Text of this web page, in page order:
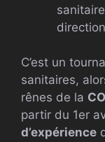
C’est un
sanitaires,
rênes de la
partir du 1er
d’expérience